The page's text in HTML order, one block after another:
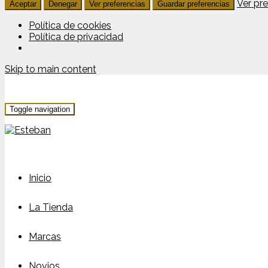
Aceptar Denegar Ver preferencias Guardar preferencias
Ver
Política de cookies
Política de privacidad
Skip to main content
Toggle navigation
Inicio
La Tienda
Marcas
Novios